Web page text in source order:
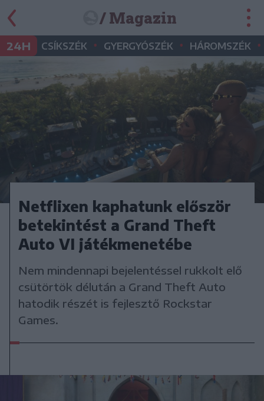
/ Magazin
24H CSÍKSZÉK • GYERGYÓSZÉK • HÁROMSZÉK •
Netflixen kaphatunk először
betekintést a Grand Theft
Auto VI játékmenetébe
Nem mindennapi bejelentéssel rukkolt elő
csütörtök délután a Grand Theft Auto
hatodik részét is fejlesztő Rockstar
Games.